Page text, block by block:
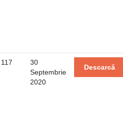
117
30
Septembrie
2020
Descarcă